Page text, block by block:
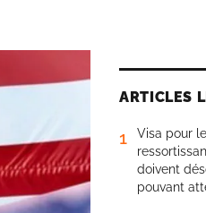
ARTICLES
1
Visa pour
doivent
pouvant